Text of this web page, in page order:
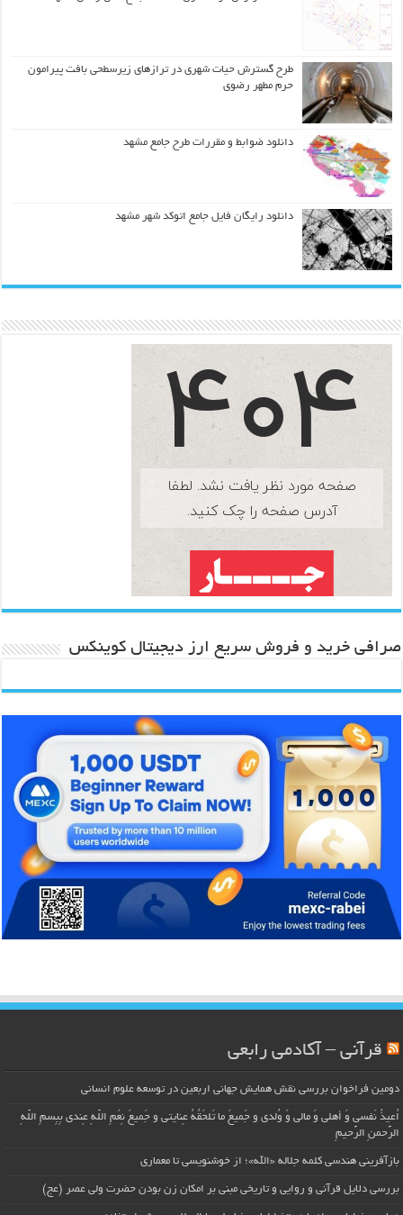
طرح گسترش حیات شهري در ترازهاي زیرسطحی بافت پیرامون
حرم مطهر رضوي
دانلود ضوابط و مقررات طرح جامع مشهد
دانلود رایگان فایل جامع اتوکد شهر مشهد
صرافی خرید و فروش سریع ارز دیجیتال کوینکس
قرآنی – آکادمی رابعی
دومین فراخوان بررسی نقش همایش جهانی اربعین در توسعه علوم انسانی
اُعیذُ نَفسی وَ أهلی وَ مالی وَ وُلدی و جَمیعَ ما تَلحَقُهُ عِنایتی و جَمیعَ نِعَمِ اللّهِ عِندی بِبِسمِ اللّهِ
الرَّحمنِ الرَّحیمِ
بازآفرینی هندسی کلمه جلاله «الله»؛ از خوشنویسی تا معماری
بررسی دلایل قرآنی و روایی و تاریخی مبنی بر امکان زن بودن حضرت ولی عصر (عج)